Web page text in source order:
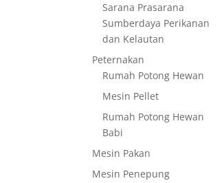
Sarana Prasarana
Sumberdaya Perikanan
dan Kelautan
Peternakan
Rumah Potong Hewan
Mesin Pellet
Rumah Potong Hewan
Babi
Mesin Pakan
Mesin Penepung